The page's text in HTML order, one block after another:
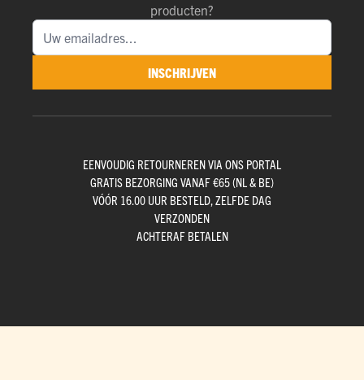
producten?
INSCHRIJVEN
EENVOUDIG RETOURNEREN VIA ONS PORTAL
GRATIS BEZORGING VANAF €65 (NL & BE)
VÓÓR 16.00 UUR BESTELD, ZELFDE DAG
VERZONDEN
ACHTERAF BETALEN